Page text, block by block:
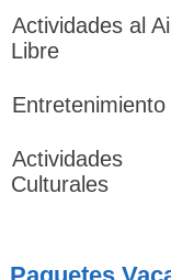
Actividades al
Libre
Entretenimiento
Actividades
Culturales